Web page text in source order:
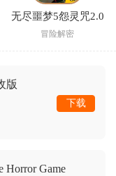
无尽噩梦5怨灵咒2.0
冒险解密
版
下载
Horror Game